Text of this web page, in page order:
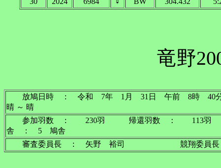
竜野
放鳩日時 ： 令和 7年 1月 31日 午前
晴 ～ 晴
参加羽数 ： 230羽 帰還羽数 ： 113
舎 ： 5 鳩舎
審査委員長 ： 矢野 裕司 競翔委員